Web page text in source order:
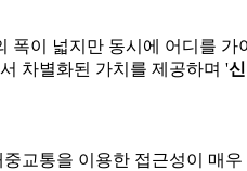
이 넓지만 동시에 어디를
차별화된 가치를 제공하며 '
통을 이용한 접근성이 매